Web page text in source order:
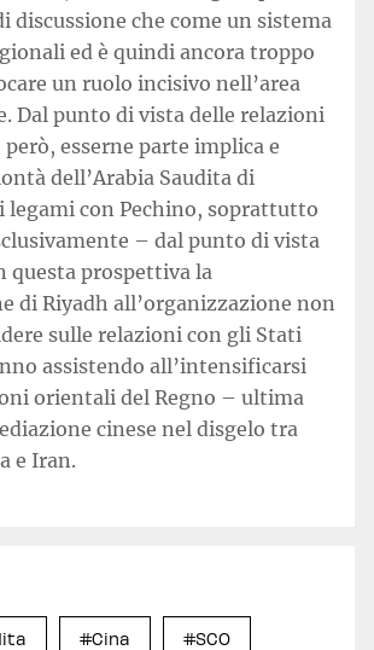
discussione che come un sistema
ed è quindi ancora troppo
un ruolo incisivo nell’area
Dal punto di vista delle relazioni
esserne parte implica e
dell’Arabia Saudita di
legami con Pechino, soprattutto
– dal punto di vista
questa prospettiva la
di Riyadh all’organizzazione non
sulle relazioni con gli Stati
assistendo all’intensificarsi
orientali del Regno – ultima
cinese nel disgelo tra
e Iran.
#Cina #SCO